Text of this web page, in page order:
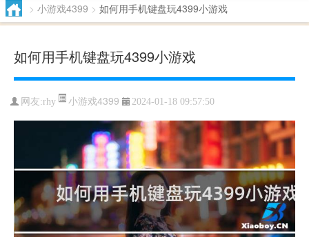
> 小游戏4399 > 如何用手机键盘玩4399小游戏
如何用手机键盘玩4399小游戏
网友:rhy 小游戏4399 2024-01-18 09:57:50